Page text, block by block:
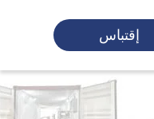
إقتباس